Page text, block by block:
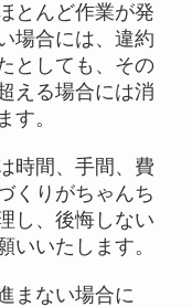
とんど作業が発
場合には、違約
としても、その
える場合には消
す。
時間、手間、費
くりがちゃんち
し、後悔しない
いいたします。
まない場合に